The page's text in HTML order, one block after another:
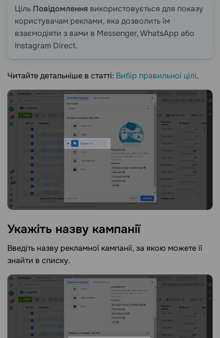
Ціль Повідомлення використовується для показу
користувачам реклами, яка дозволить їм
взаємодіяти з вами в Messenger, WhatsApp або
Instagram Direct.
Читайте детальніше в статті: Вибір правильної цілі.
Укажіть назву кампанії
Введіть назву рекламної кампанії, за якою можете її
знайти в списку.